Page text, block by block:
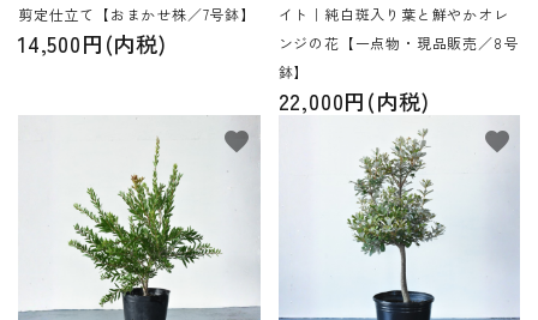
剪定仕立て【おまかせ株／7号鉢】
14,500円(内税)
イト｜純白斑入り葉と鮮やかオレ
ンジの花【一点物・現品販売／8号
鉢】
22,000円(内税)
favorite favorite